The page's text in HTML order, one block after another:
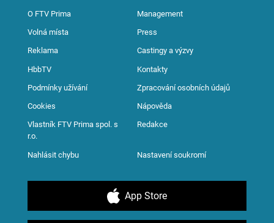
O FTV Prima Management
Volná místa Press
Reklama Castingy a výzvy
HbbTV Kontakty
Podmínky užívání Zpracování osobních údajů
Cookies Nápověda
Vlastník FTV Prima spol. s
r.o.
Redakce
Nahlásit chybu Nastavení soukromí
App Store